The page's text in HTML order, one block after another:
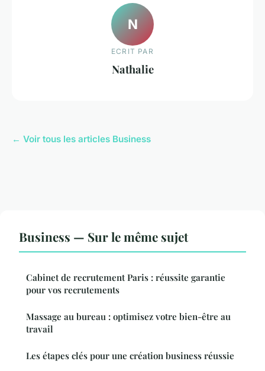
N
ECRIT PAR
Nathalie
← Voir tous les articles Business
Business — Sur le même sujet
Cabinet de recrutement Paris : réussite garantie
pour vos recrutements
Massage au bureau : optimisez votre bien-être au
travail
Les étapes clés pour une création business réussie